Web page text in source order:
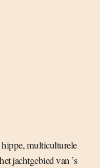
multiculturele
jachtgebied van ’s